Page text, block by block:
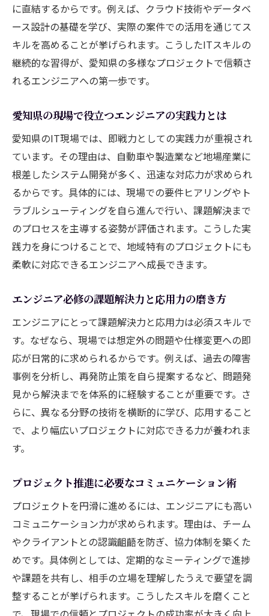
に直結するからです。例えば、クラウド技術やデータベ
ース設計の基礎を学び、実際の案件での活用を通じてス
キルを高めることが挙げられます。こうしたITスキルの
継続的な習得が、愛知県の多様なプロジェクトで信頼さ
れるエンジニアへの第一歩です。
愛知県の現場で役立つエンジニアの実践力とは
愛知県のIT現場では、即戦力としての実践力が重視され
ています。その理由は、自動車や製造業など地場産業に
根差したシステム開発が多く、迅速な対応力が求められ
るからです。具体的には、現場での要件ヒアリングやト
ラブルシューティングを自ら進んで行い、課題解決まで
のプロセスを主導する姿勢が評価されます。こうした実
践力を身につけることで、地域特有のプロジェクトにも
柔軟に対応できるエンジニアへ成長できます。
エンジニア必修の課題解決力と応用力の磨き方
エンジニアにとって課題解決力と応用力は必須スキルで
す。なぜなら、現場では想定外の問題や仕様変更への即
応が日常的に求められるからです。例えば、過去の障害
事例を分析し、再発防止策を自ら提案するなど、問題発
見から解決までを体系的に経験することが重要です。さ
らに、異なる分野の技術を横断的に学び、応用すること
で、より幅広いプロジェクトに対応できる力が養われま
す。
プロジェクト推進に必要なコミュニケーション術
プロジェクトを円滑に進めるには、エンジニアにも高い
コミュニケーション力が求められます。理由は、チーム
やクライアントとの認識齟齬を防ぎ、協力体制を築くた
めです。具体例としては、定期的なミーティングで進捗
や課題を共有し、相手の立場を理解したうえで要望を調
整することが挙げられます。こうしたスキルを磨くこと